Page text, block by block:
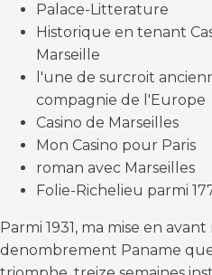
Palace-Litterature
Historique en tenant
Marseille
l'une de surcroit
compagnie de l'Europe
Casino de Marseilles
Mon Casino pour Paris
roman avec Marseilles
Folie-Richelieu parmi
Parmi 1931, ma mise en
denombrement Paname